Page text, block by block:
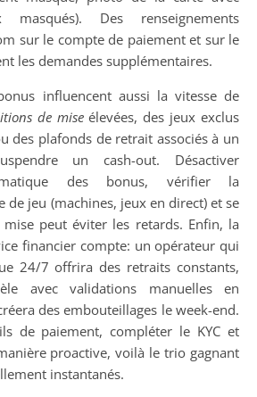
masqués). Des renseignements
sur le compte de paiement et sur le
les demandes supplémentaires.
influencent aussi la vitesse de
de miseélevées, des jeux exclus
des plafonds de retrait associés à un
un cash-out. Désactiver
des bonus, vérifier la
jeu (machines, jeux en direct) et se
peut éviter les retards. Enfin, la
financier compte: un opérateur qui
24/7 offrira des retraits constants,
avec validations manuelles en
des embouteillages le week-end.
de paiement, compléter le KYC et
proactive, voilà le trio gagnant
instantanés.